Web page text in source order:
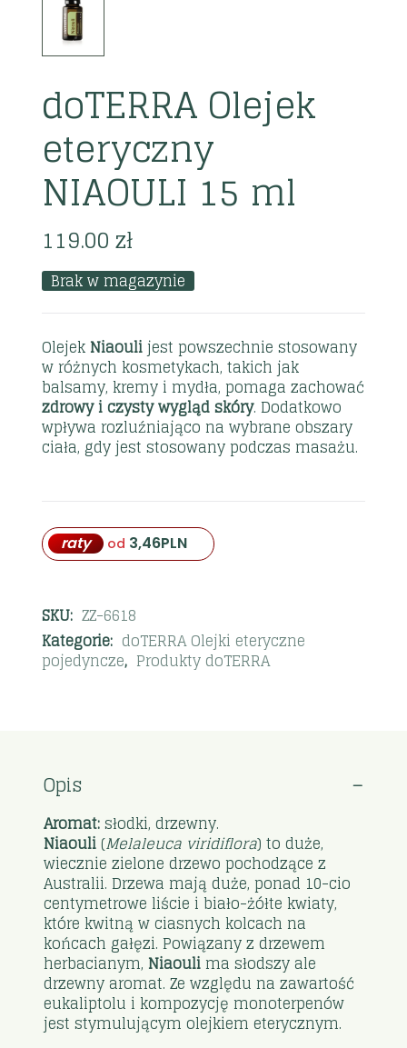
doTERRA Olejek
eteryczny
NIAOULI 15 ml
119.00zł
Brak w magazynie
Olejek Niaoulijest powszechnie stosowany
w różnych kosmetykach, takich jak
balsamy, kremy i mydła, pomaga zachować
zdrowy i czysty wygląd skóry. Dodatkowo
wpływa rozluźniająco na wybrane obszary
ciała, gdy jest stosowany podczas masażu.
raty od 3,46PLN
SKU: ZZ-6618
Kategorie: doTERRA Olejki eteryczne
pojedyncze, Produkty doTERRA
Opis
Aromat:słodki, drzewny.
Niaouli(Melaleuca viridiflora) to duże,
wiecznie zielone drzewo pochodzące z
Australii. Drzewa mają duże, ponad 10-cio
centymetrowe liście i biało-żółte kwiaty,
które kwitną w ciasnych kolcach na
końcach gałęzi. Powiązany z drzewem
herbacianym, Niaouli ma słodszy ale
drzewny aromat. Ze względu na zawartość
eukaliptolu i kompozycję monoterpenów
jest stymulującym olejkiem eterycznym.